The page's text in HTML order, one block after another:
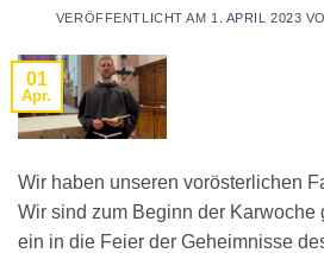
VERÖFFENTLICHT AM 1. APRIL 2023
01
Apr.
Wir haben unseren vorösterlichen
Wir sind zum Beginn der Karwoche
ein in die Feier der Geheimnisse